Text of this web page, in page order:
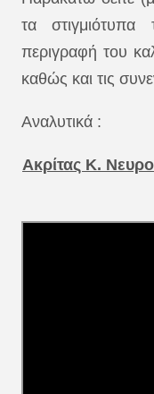
τα
περιγραφή του
καθώς και τις
Αναλυτικά :
Ακρίτας Κ.